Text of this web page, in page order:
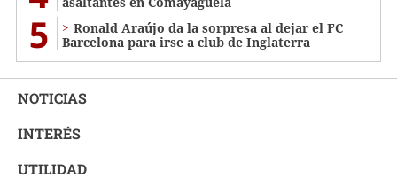
5
Ronald Araújo da la sorpresa al dejar el FC
Barcelona para irse a club de Inglaterra
NOTICIAS
INTERÉS
UTILIDAD